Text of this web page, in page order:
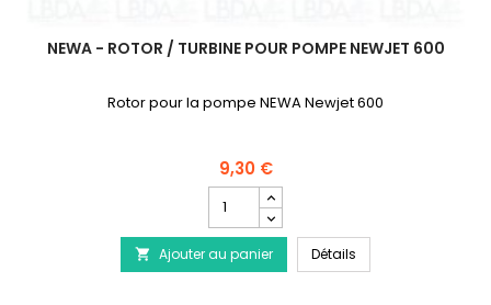
NEWA - ROTOR / TURBINE POUR POMPE NEWJET 600
Rotor pour la pompe NEWA Newjet 600
9,30 €
quantité
du
produit
NEWA
 Ajouter au panier Détails